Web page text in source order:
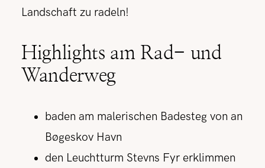
Landschaft zu radeln!
Highlights am Rad- und
Wanderweg
baden am malerischen Badesteg von an
Bøgeskov Havn
den Leuchtturm Stevns Fyr erklimmen